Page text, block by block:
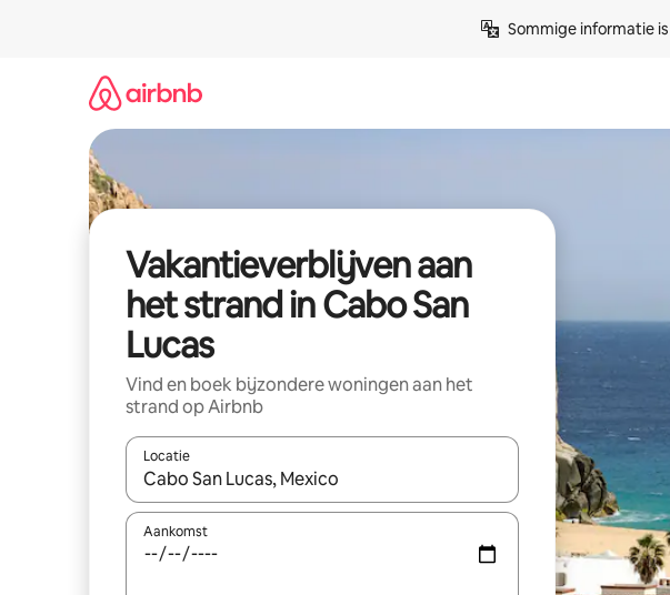
Sommige informatie
Vakantieverblijven aan
het strand in Cabo San
Lucas
Vind en boek bijzondere woningen aan het
strand op Airbnb
Locatie
Wanneer er resultaten beschikbaar zijn, maak je een keuze met je de
Aankomst